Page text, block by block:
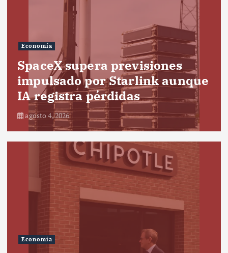
Economía
SpaceX supera previsiones
impulsado por Starlink aunque
IA registra pérdidas
agosto 4, 2026
Economía